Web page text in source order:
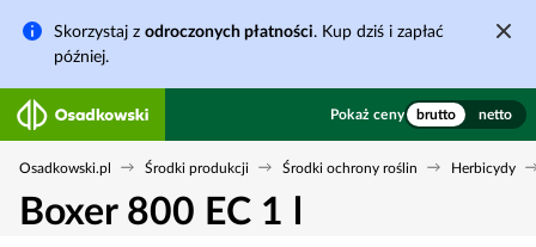
Skorzystaj z odroczonych płatności. Kup dziś i zapłać
później.
Pokaż ceny brutto netto
Osadkowski.pl Środki produkcji Środki ochrony roślin Herbicydy
Boxer 800 EC 1 l